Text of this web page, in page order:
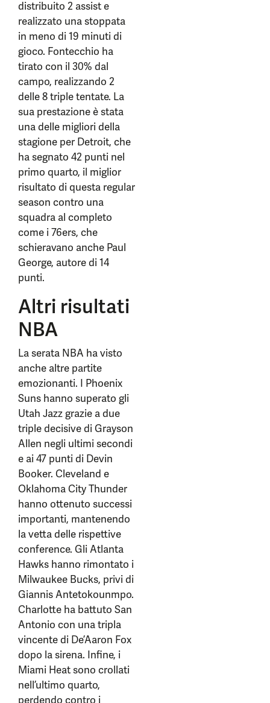
distribuito 2 assist e
realizzato una stoppata
in meno di 19 minuti di
gioco. Fontecchio ha
tirato con il 30% dal
campo, realizzando 2
delle 8 triple tentate. La
sua prestazione è stata
una delle migliori della
stagione per Detroit, che
ha segnato 42 punti nel
primo quarto, il miglior
risultato di questa regular
season contro una
squadra al completo
come i 76ers, che
schieravano anche Paul
George, autore di 14
punti.
Altri risultati
NBA
La serata NBA ha visto
anche altre partite
emozionanti. I Phoenix
Suns hanno superato gli
Utah Jazz grazie a due
triple decisive di Grayson
Allen negli ultimi secondi
e ai 47 punti di Devin
Booker. Cleveland e
Oklahoma City Thunder
hanno ottenuto successi
importanti, mantenendo
la vetta delle rispettive
conference. Gli Atlanta
Hawks hanno rimontato i
Milwaukee Bucks, privi di
Giannis Antetokounmpo.
Charlotte ha battuto San
Antonio con una tripla
vincente di De’Aaron Fox
dopo la sirena. Infine, i
Miami Heat sono crollati
nell’ultimo quarto,
perdendo contro i